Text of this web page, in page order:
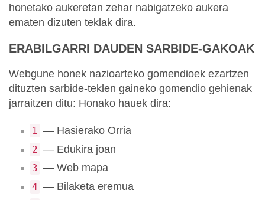
honetako aukeretan zehar nabigatzeko aukera
ematen dizuten teklak dira.
ERABILGARRI DAUDEN SARBIDE-GAKOAK
Webgune honek nazioarteko gomendioek ezartzen
dituzten sarbide-teklen gaineko gomendio gehienak
jarraitzen ditu: Honako hauek dira:
1 — Hasierako Orria
2 — Edukira joan
3 — Web mapa
4 — Bilaketa eremua